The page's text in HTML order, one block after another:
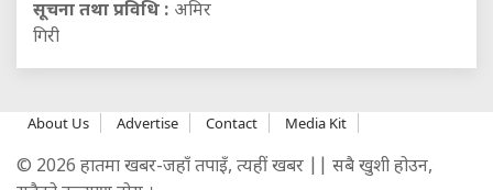
सूचना तथा प्रविधि : अमिर
गिरी
About Us Advertise Contact Media Kit
© 2026 हातमा खबर-जहाँ तपाइँ, त्यहीं खबर || सबै खुशी होउन,